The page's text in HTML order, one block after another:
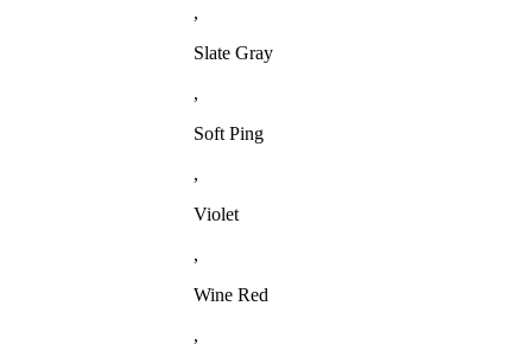
,
Slate Gray
,
Soft Ping
,
Violet
,
Wine Red
,